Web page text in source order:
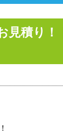
見積り